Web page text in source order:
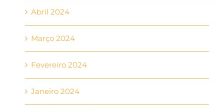
Abril 2024
Março 2024
Fevereiro 2024
Janeiro 2024